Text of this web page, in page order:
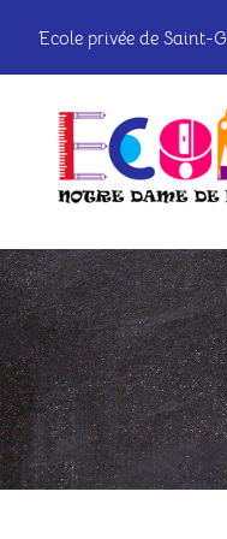
Ecole privée de Saint-